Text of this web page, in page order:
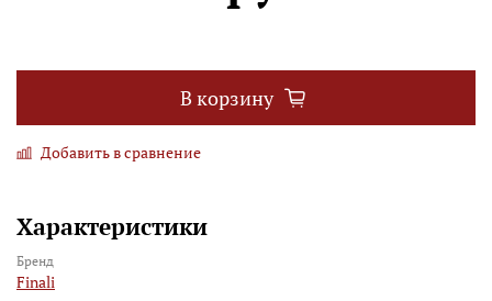
В корзину
Добавить в сравнение
Характеристики
Бренд
Finali